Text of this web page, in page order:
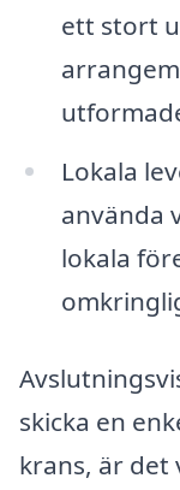
ett stort
Lokala
använda
lokala
skicka en
krans, är det